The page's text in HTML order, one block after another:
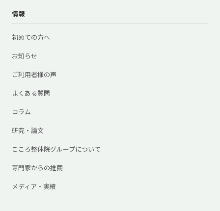
情報
初めての方へ
お知らせ
ご利用者様の声
よくある質問
コラム
研究・論文
こころ整体院グループについて
専門家からの推薦
メディア・実績